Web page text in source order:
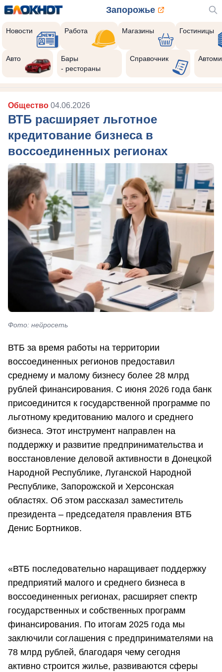
Запорожье
Новости Работа Магазины Гостиницы
Авто
Бары
- рестораны
Справочник
Общество 04.06.2026
ВТБ расширяет льготное
кредитование бизнеса в
воссоединенных регионах
Фото: нейросеть
ВТБ за время работы на территории
воссоединенных регионов предоставил
среднему и малому бизнесу более 28 млрд
рублей финансирования. С июня 2026 года банк
присоединится к государственной программе по
льготному кредитованию малого и среднего
бизнеса. Этот инструмент направлен на
поддержку и развитие предпринимательства и
восстановление деловой активности в Донецкой
Народной Республике, Луганской Народной
Республике, Запорожской и Херсонская
областях. Об этом рассказал заместитель
президента – председателя правления ВТБ
Денис Бортников.
«ВТБ последовательно наращивает поддержку
предприятий малого и среднего бизнеса в
воссоединенных регионах, расширяет спектр
государственных и собственных программ
финансирования. По итогам 2025 года мы
заключили соглашения с предпринимателями на
78 млрд рублей, благодаря чему сегодня
активно строится жилье, развиваются сферы